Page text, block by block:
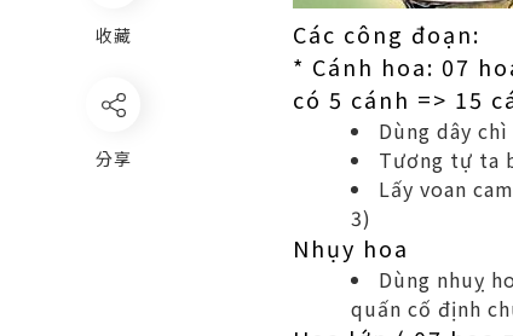
收藏
分享
Các công đoạn:
* Cánh hoa: 07
có 5 cánh => 15
Dùng dây
Tương tự ta
Lấy voan
3)
Nhụy hoa
Dùng nhuỵ
quấn cố định